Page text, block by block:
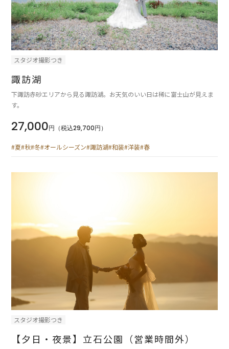
スタジオ撮影つき
諏訪湖
下諏訪赤砂エリアから見る諏訪湖。お天気のいい日は稀に富士山が見えま
す。
27,000円（税込29,700円）
#夏#秋#冬#オールシーズン#諏訪湖#和装#洋装#春
スタジオ撮影つき
【夕日・夜景】立石公園（営業時間外）